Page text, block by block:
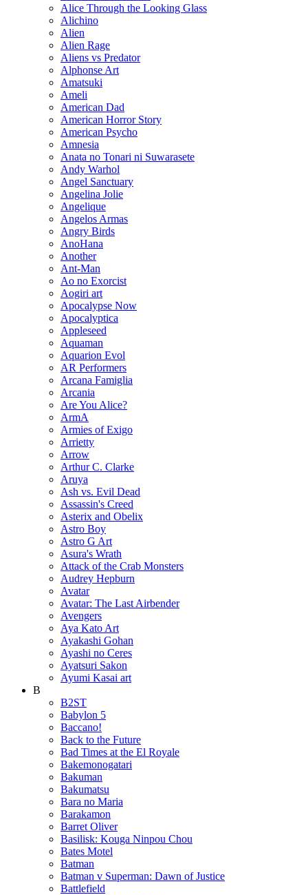
Alice Through the Looking Glass
Alichino
Alien
Alien Rage
Aliens vs Predator
Alphonse Art
Amatsuki
Ameli
American Dad
American Horror Story
American Psycho
Amnesia
Anata no Tonari ni Suwarasete
Andy Warhol
Angel Sanctuary
Angelina Jolie
Angelique
Angelos Armas
Angry Birds
AnoHana
Another
Ant-Man
Ao no Exorcist
Aogiri art
Apocalypse Now
Apocalyptica
Appleseed
Aquaman
Aquarion Evol
AR Performers
Arcana Famiglia
Arcania
Are You Alice?
ArmA
Armies of Exigo
Arrietty
Arrow
Arthur C. Clarke
Aruya
Ash vs. Evil Dead
Assassin's Creed
Asterix and Obelix
Astro Boy
Astro G Art
Asura's Wrath
Attack of the Crab Monsters
Audrey Hepburn
Avatar
Avatar: The Last Airbender
Avengers
Aya Kato Art
Ayakashi Gohan
Ayashi no Ceres
Ayatsuri Sakon
Ayumi Kasai art
B
B2ST
Babylon 5
Baccano!
Back to the Future
Bad Times at the El Royale
Bakemonogatari
Bakuman
Bakumatsu
Bara no Maria
Barakamon
Barret Oliver
Basilisk: Kouga Ninpou Chou
Bates Motel
Batman
Batman v Superman: Dawn of Justice
Battlefield